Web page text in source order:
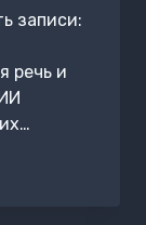
записи:
речь и